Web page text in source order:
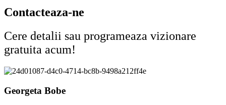
Contacteaza-ne
Cere detalii sau programeaza vizionare
gratuita acum!
Georgeta Bobe